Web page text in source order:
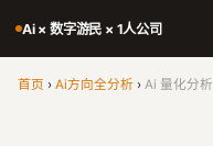
Ai × 数字游民 × 1人公司
首页 › Ai方向全分析 › Ai 量化分析